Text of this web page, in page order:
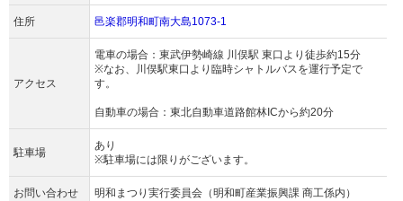
住所 邑楽郡明和町南大島1073-1
アクセス
電車の場合：東武伊勢崎線 川俣駅 東口より徒歩約15分
※なお、川俣駅東口より臨時シャトルバスを運行予定で
す。
自動車の場合：東北自動車道路館林ICから約20分
駐車場
あり
※駐車場には限りがございます。
お問い合わせ
明和まつり実行委員会（明和町産業振興課 商工係内）